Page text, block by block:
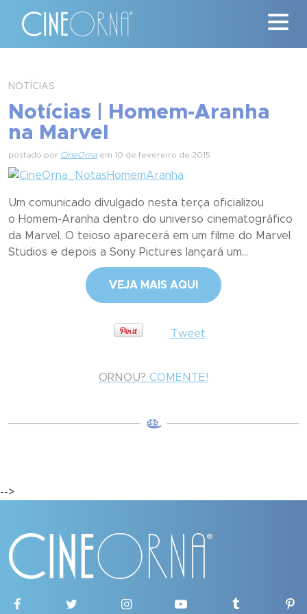
News
#ClássicosCineOrna
Quem Somos
Nossa História
NOTÍCIAS
Notícias | Homem-Aranha
na Marvel
postado por CineOrna em 10 de fevereiro de 2015
Um comunicado divulgado nesta terça oficializou
o Homem-Aranha dentro do universo cinematográfico
da Marvel. O teioso aparecerá em um filme do Marvel
Studios e depois a Sony Pictures lançará um...
VEJA MAIS AQUI
Tweet
ORNOU? COMENTE!
-->